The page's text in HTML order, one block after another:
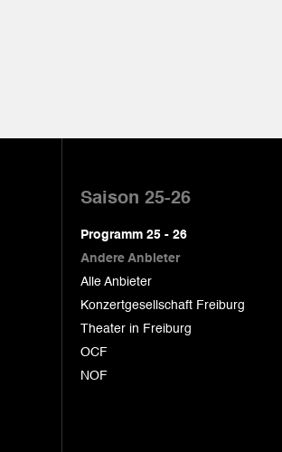
Saison 25-26
Programm 25 - 26
Andere Anbieter
Alle Anbieter
Konzertgesellschaft Freiburg
Theater in Freiburg
OCF
NOF